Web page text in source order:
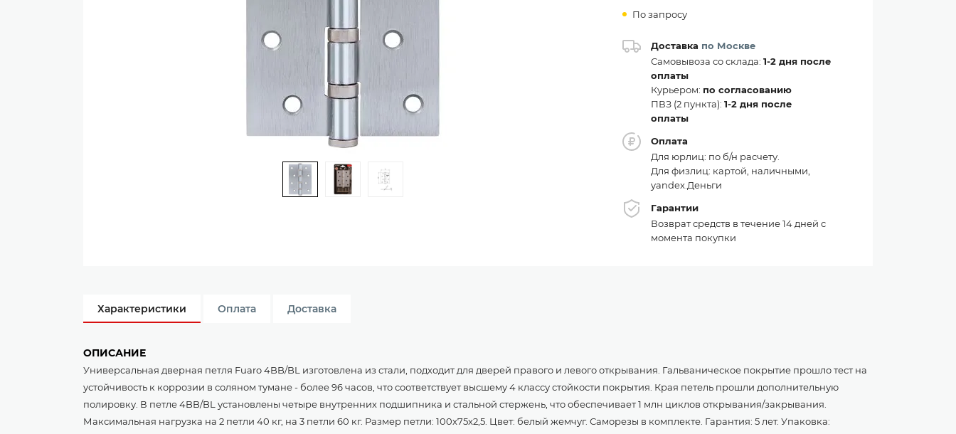
По запросу
Доставка по Москве
Самовывоза со склада: 1-2 дня после
оплаты
Курьером: по согласованию
ПВЗ (2 пункта): 1-2 дня после
оплаты
Оплата
Для юрлиц: по б/н расчету.
Для физлиц: картой, наличными,
yandex.Деньги
Гарантии
Возврат средств в течение 14 дней с
момента покупки
Характеристики Оплата Доставка
ОПИСАНИЕ
Универсальная дверная петля Fuaro 4BB/BL изготовлена из стали, подходит для дверей правого и левого открывания. Гальваническое покрытие прошло тест на
устойчивость к коррозии в соляном тумане - более 96 часов, что соответствует высшему 4 классу стойкости покрытия. Края петель прошли дополнительную
полировку. В петле 4BB/BL установлены четыре внутренних подшипника и стальной стержень, что обеспечивает 1 млн циклов открывания/закрывания.
Максимальная нагрузка на 2 петли 40 кг, на 3 петли 60 кг. Размер петли: 100x75x2,5. Цвет: белый жемчуг. Саморезы в комплекте. Гарантия: 5 лет. Упаковка: